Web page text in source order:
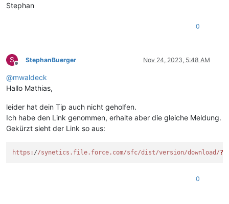
Stephan
0
S
Offline
StephanBuerger Nov 24, 2023, 5:48 AM
@mwaldeck
Hallo Mathias,
leider hat dein Tip auch nicht geholfen.
Ich habe den Link genommen, erhalte aber die gleiche Meldung.
Gekürzt sieht der Link so aus:
https: //synetics.file.force.com/sfc/dist/version/download/?o
0